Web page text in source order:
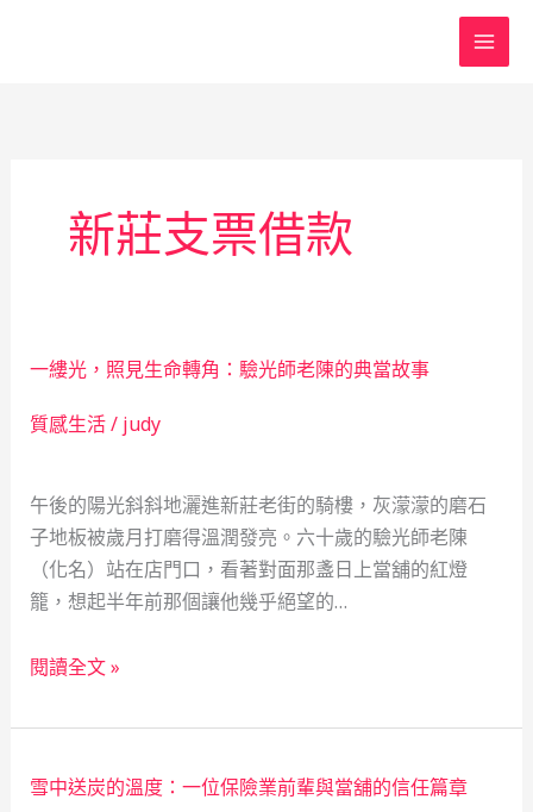
新莊支票借款
一縷光，照見生命轉角：驗光師老陳的典當故事
質感生活/ judy
午後的陽光斜斜地灑進新莊老街的騎樓，灰濛濛的磨石
子地板被歲月打磨得溫潤發亮。六十歲的驗光師老陳
（化名）站在店門口，看著對面那盞日上當舖的紅燈
籠，想起半年前那個讓他幾乎絕望的…
一
光，
見
閱讀全文 »
雪中送炭的溫度：一位保險業前輩與當舖的信任篇章